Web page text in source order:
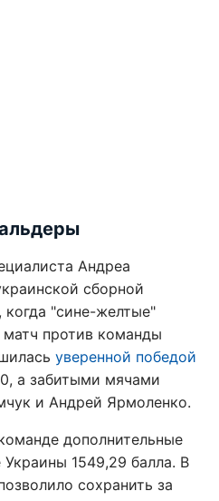
Андреа
сборной
"сине-желтые"
против команды
уверенной победой
а забитыми мячами
и Андрей Ярмоленко.
дополнительные
1549,29 балла. В
сохранить за